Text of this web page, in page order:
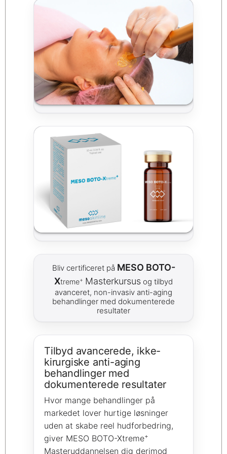
Bliv certificeret på MESO BOTO-
Xtreme+ Masterkursus og tilbyd
avanceret, non-invasiv anti-aging
behandlinger med dokumenterede
resultater
Tilbyd avancerede, ikke-
kirurgiske anti-aging
behandlinger med
dokumenterede resultater
Hvor mange behandlinger på
markedet lover hurtige løsninger
uden at skabe reel hudforbedring,
giver MESO BOTO-Xtreme+
Masteruddannelsen dig derimod